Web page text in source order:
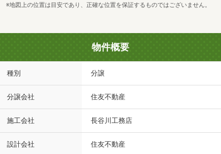
※地図上の位置は目安であり、正確な位置を保証するものではございません。
物件概要
種別 分譲
分譲会社 住友不動産
施工会社 長谷川工務店
設計会社 住友不動産